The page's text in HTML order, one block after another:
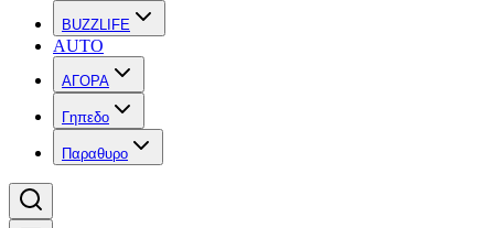
BUZZLIFE
AUTO
ΑΓΟΡΑ
Γηπεδο
Παραθυρο